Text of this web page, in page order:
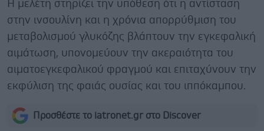
Η μελέτη στηρίζει την υπόθεση ότι η αντίσταση
στην ινσουλίνη και η χρόνια απορρύθμιση του
μεταβολισμού γλυκόζης βλάπτουν την εγκεφαλική
αιμάτωση, υπονομεύουν την ακεραιότητα του
αιματοεγκεφαλικού φραγμού και επιταχύνουν την
εκφύλιση της φαιάς ουσίας και του ιππόκαμπου.
Προσθέστε το iatronet.gr στο Discover